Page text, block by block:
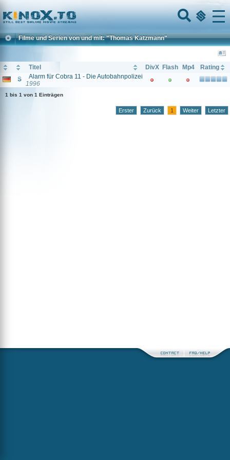
Home
Menu
Filme und Serien von und mit: "Thomas Katzmann"
Titel DivX Flash Mp4
Rating
Alarm für Cobra 11 - Die Autobahnpolizei
1996
1 bis 1 von 1 Einträgen
Erster Zurück 1 Weiter Letzter